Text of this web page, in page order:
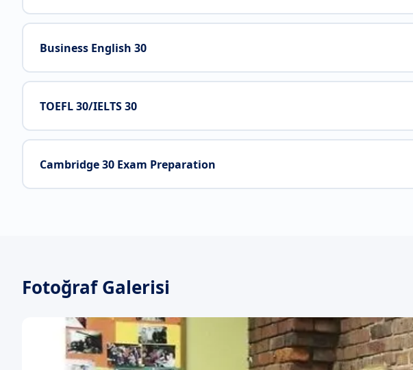
Business English 30
TOEFL 30/IELTS 30
Cambridge 30 Exam Preparation
Fotoğraf Galerisi